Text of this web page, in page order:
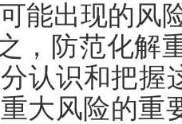
能出现的风
，防范化解
认识和把握
大风险的重